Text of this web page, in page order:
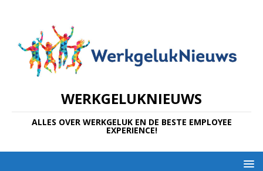
WERKGELUKNIEUWS
ALLES OVER WERKGELUK EN DE BESTE EMPLOYEE
EXPERIENCE!